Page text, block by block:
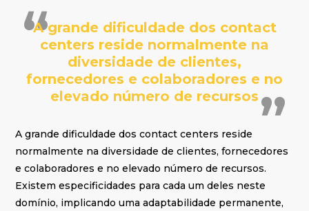
A grande dificuldade dos contact
centers reside normalmente na
diversidade de clientes,
fornecedores e colaboradores e no
elevado número de recursos
A grande dificuldade dos contact centers reside
normalmente na diversidade de clientes, fornecedores
e colaboradores e no elevado número de recursos.
Existem especificidades para cada um deles neste
domínio, implicando uma adaptabilidade permanente,